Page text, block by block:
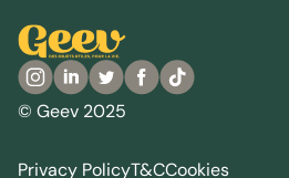
© Geev 2025
Privacy PolicyT&CCookies